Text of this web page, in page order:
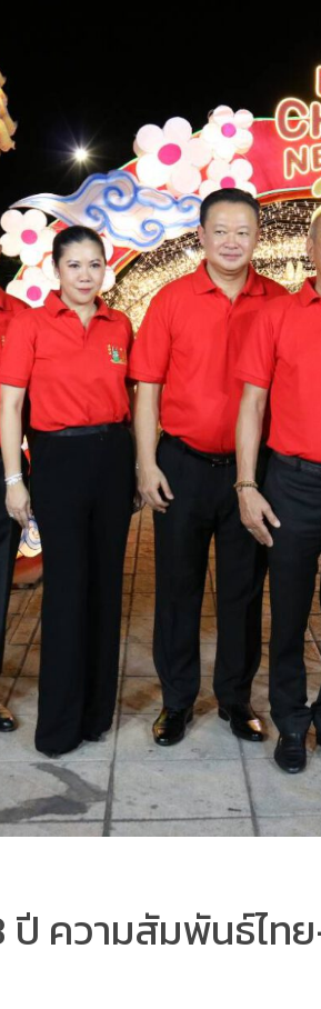
ความสัมพันธ์ไท